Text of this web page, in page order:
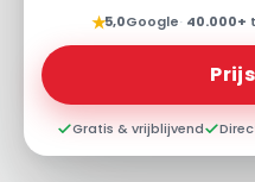
★5,0Google· 40.000+
Gratis & vrijblijvend